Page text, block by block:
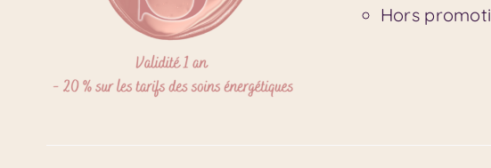
Hors